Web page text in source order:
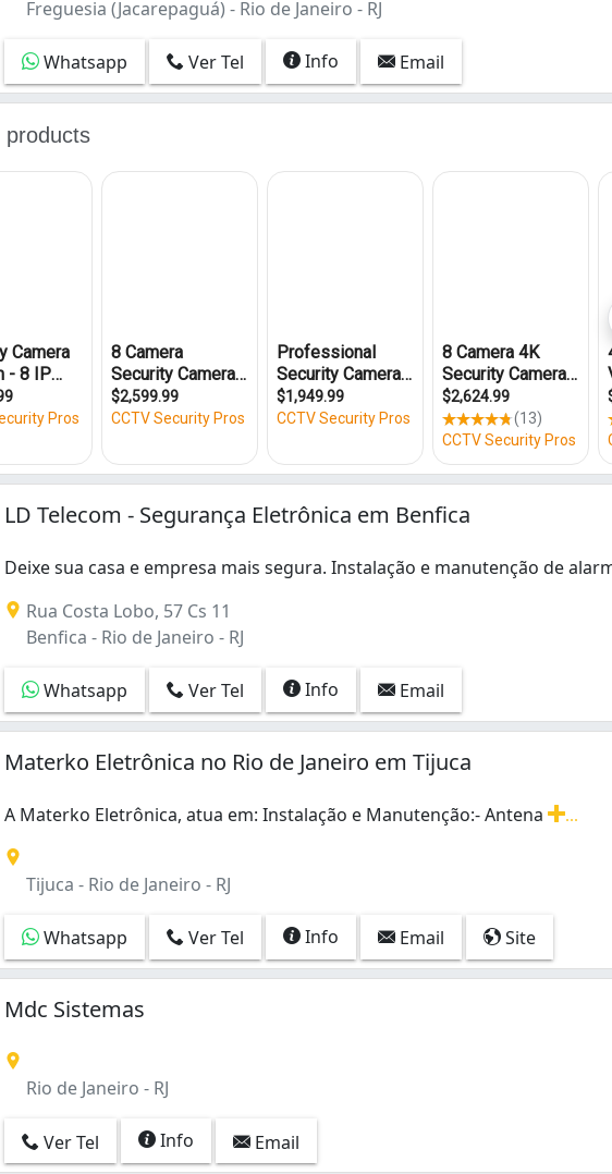
Freguesia (Jacarepaguá) - Rio de Janeiro - RJ
Whatsapp Ver Tel Info Email
LD Telecom - Segurança Eletrônica em Benfica
Deixe sua casa e empresa mais segura. Instalação e manutenção de
Rua Costa Lobo, 57 Cs 11
Benfica - Rio de Janeiro - RJ
Whatsapp Ver Tel Info Email
Materko Eletrônica no Rio de Janeiro em Tijuca
A Materko Eletrônica, atua em: Instalação e Manutenção: ​- Antena
Tijuca - Rio de Janeiro - RJ
Whatsapp Ver Tel Info Email Site
Mdc Sistemas
Rio de Janeiro - RJ
Ver Tel Info Email